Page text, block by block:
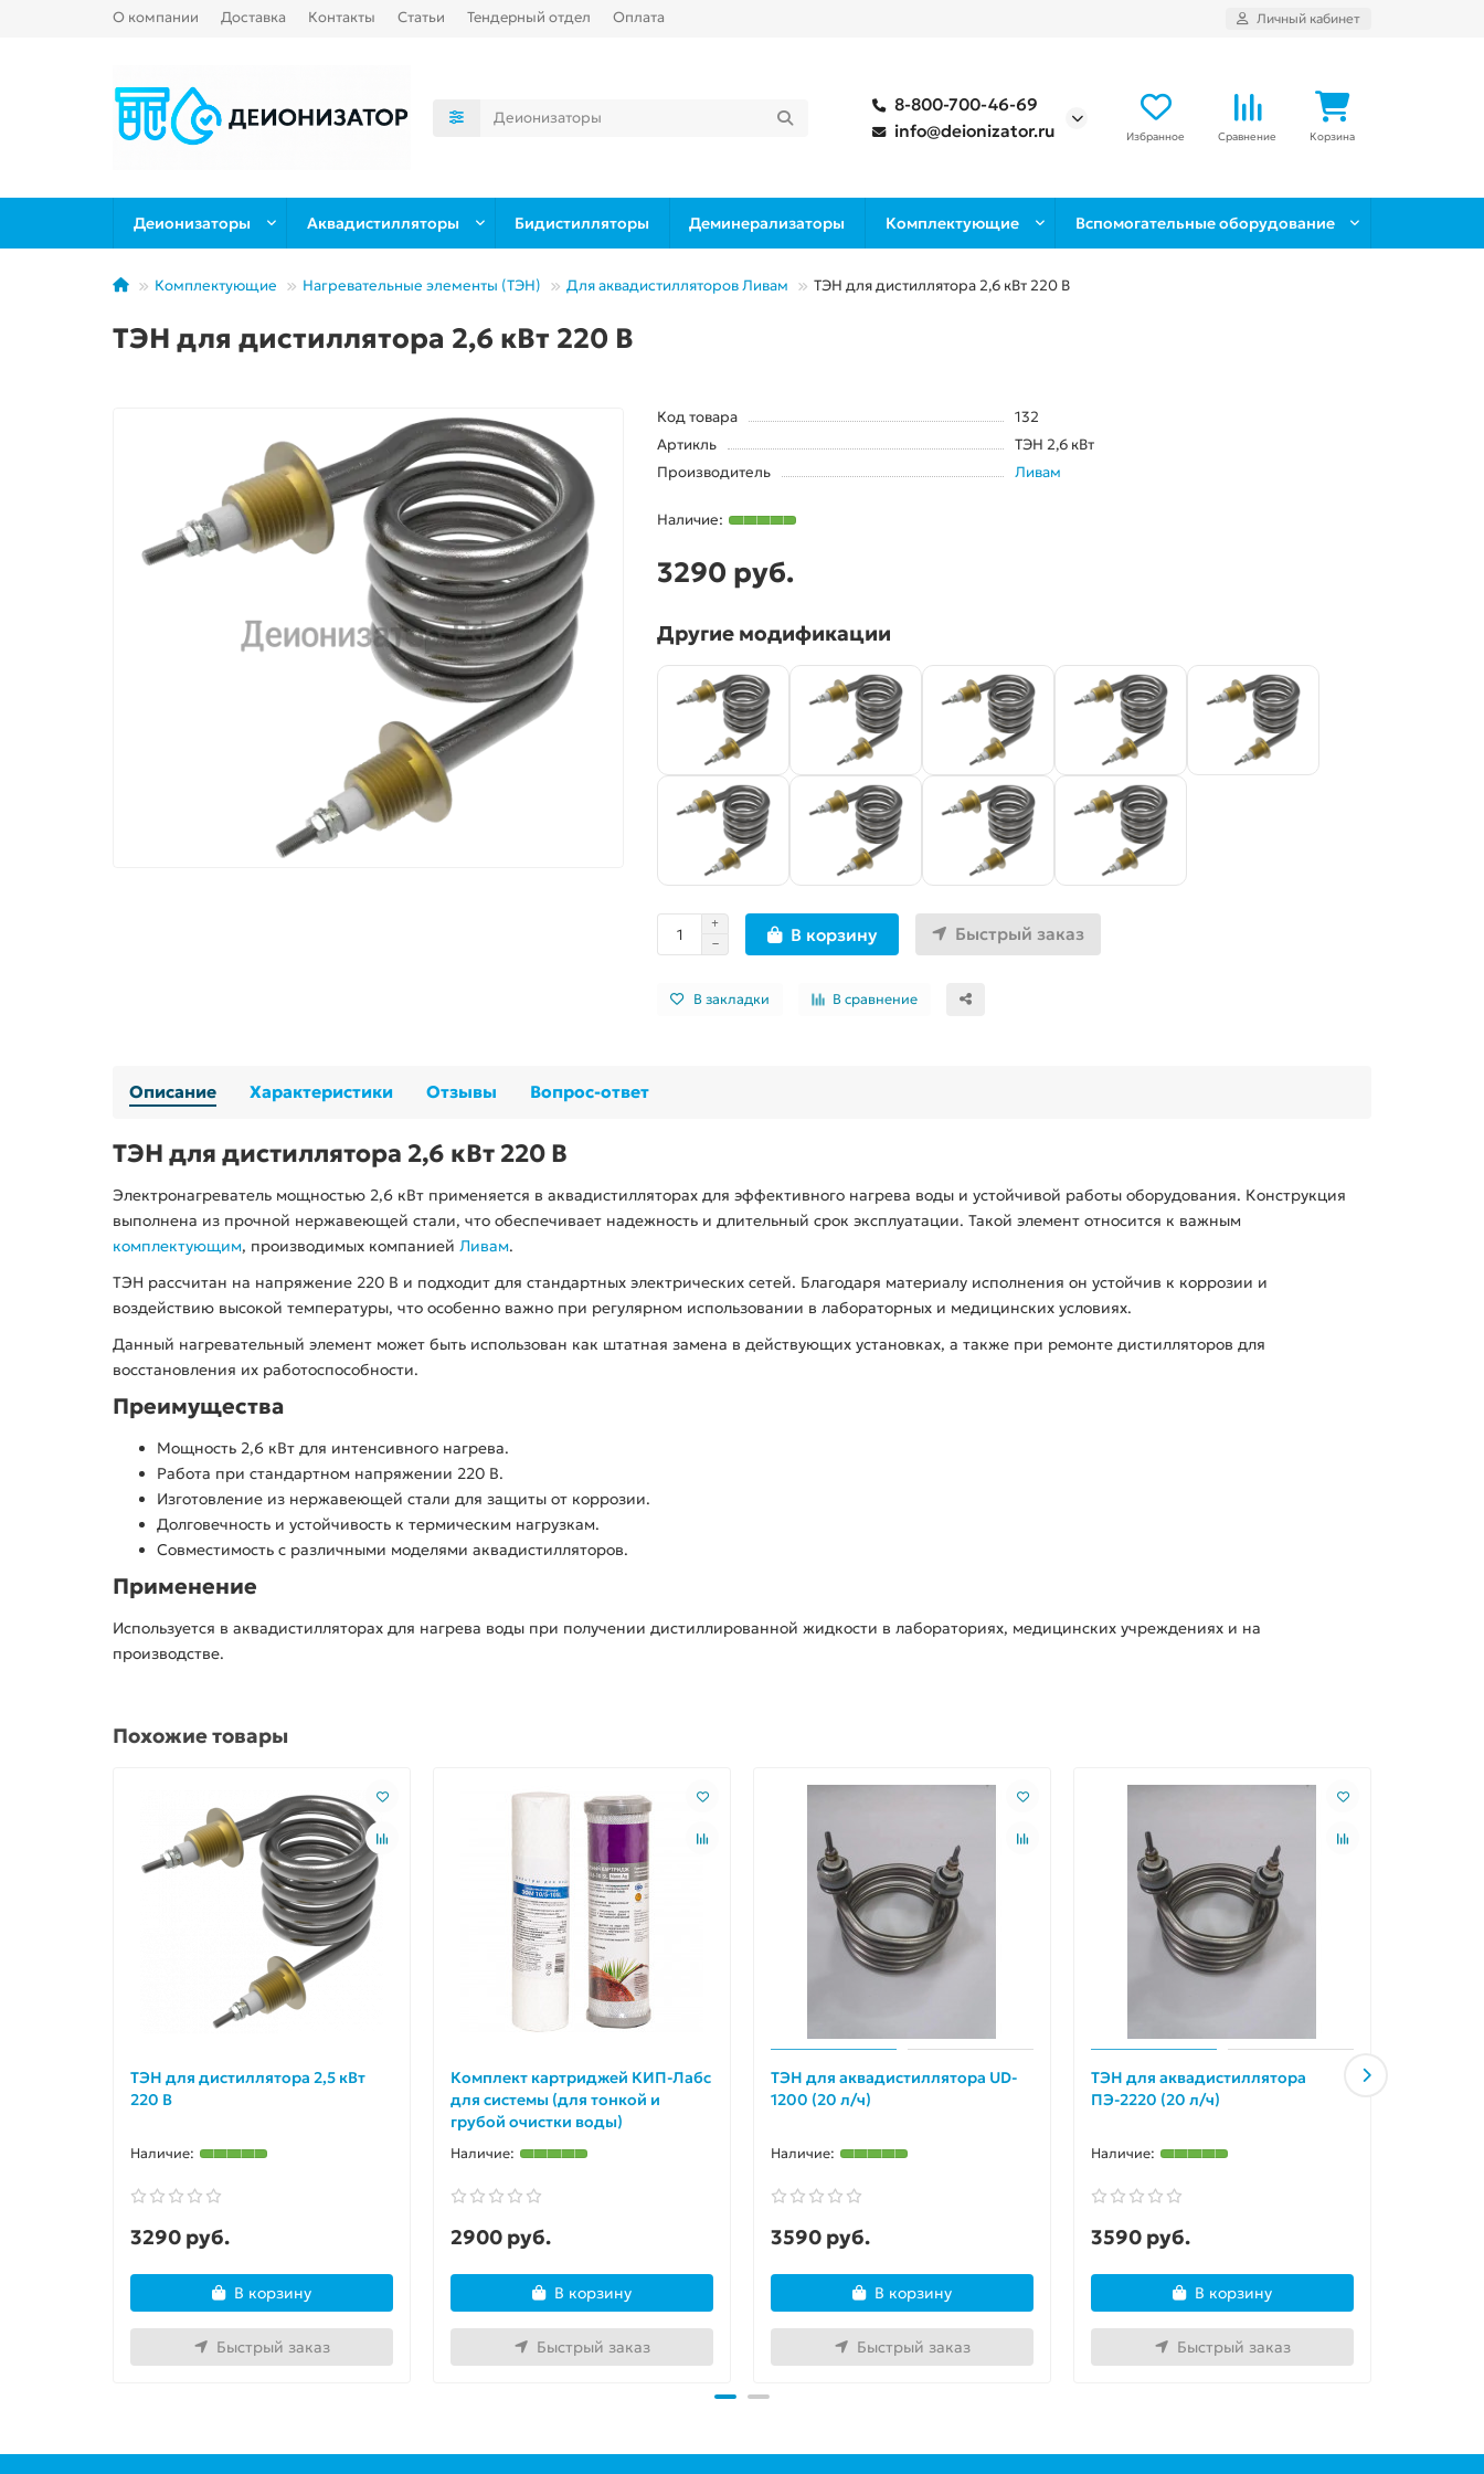
О компании Доставка Контакты Статьи Тендерный отдел Оплата Личный кабинет
8-800-700-46-69
info@deionizator.ru
Избранное Сравнение Корзина
Деионизаторы Аквадистилляторы Бидистилляторы Деминерализаторы Комплектующие Вспомогательные оборудование
Комплектующие Нагревательные элементы (ТЭН) Для аквадистилляторов Ливам ТЭН для дистиллятора 2,6 кВт 220 В
ТЭН для дистиллятора 2,6 кВт 220 В
Код товара
132
Артикль
ТЭН 2,6 кВт
Производитель
Ливам
3290 руб.
Другие модификации
В корзину Быстрый заказ
В закладки В сравнение
Описание Характеристики Отзывы Вопрос-ответ
ТЭН для дистиллятора 2,6 кВт 220 В
Электронагреватель мощностью 2,6 кВт применяется в аквадистилляторах для эффективного нагрева воды и устойчивой работы оборудования. Конструкция
выполнена из прочной нержавеющей стали, что обеспечивает надежность и длительный срок эксплуатации. Такой элемент относится к важным
комплектующим, производимых компанией Ливам.
ТЭН рассчитан на напряжение 220 В и подходит для стандартных электрических сетей. Благодаря материалу исполнения он устойчив к коррозии и
воздействию высокой температуры, что особенно важно при регулярном использовании в лабораторных и медицинских условиях.
Данный нагревательный элемент может быть использован как штатная замена в действующих установках, а также при ремонте дистилляторов для
восстановления их работоспособности.
Преимущества
Мощность 2,6 кВт для интенсивного нагрева.
Работа при стандартном напряжении 220 В.
Изготовление из нержавеющей стали для защиты от коррозии.
Долговечность и устойчивость к термическим нагрузкам.
Совместимость с различными моделями аквадистилляторов.
Применение
Используется в аквадистилляторах для нагрева воды при получении дистиллированной жидкости в лабораториях, медицинских учреждениях и на
производстве.
Похожие товары
ТЭН для дистиллятора 2,5 кВт
220 В
3290 руб.
В корзину
Быстрый заказ
Комплект картриджей КИП-Лабс
для системы (для тонкой и
грубой очистки воды)
2900 руб.
В корзину
Быстрый заказ
ТЭН для аквадистиллятора UD-
1200 (20 л/ч)
3590 руб.
В корзину
Быстрый заказ
ТЭН для аквадистиллятора
ПЭ-2220 (20 л/ч)
3590 руб.
В корзину
Быстрый заказ